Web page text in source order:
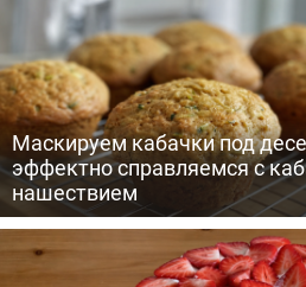
Маскируем кабачки под
эффектно справляемся с
нашествием